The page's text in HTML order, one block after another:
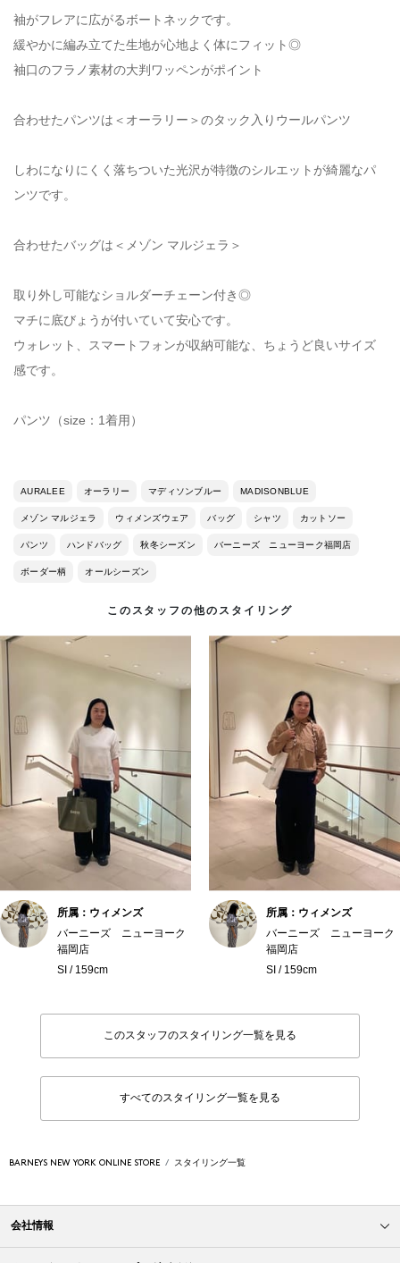
袖がフレアに広がるボートネックです。
緩やかに編み立てた生地が心地よく体にフィット◎
袖口のフラノ素材の大判ワッペンがポイント
合わせたパンツは＜オーラリー＞のタック入りウールパンツ
しわになりにくく落ちついた光沢が特徴のシルエットが綺麗なパ
ンツです。
合わせたバッグは＜メゾン マルジェラ＞
取り外し可能なショルダーチェーン付き◎
マチに底びょうが付いていて安心です。
ウォレット、スマートフォンが収納可能な、ちょうど良いサイズ
感です。
パンツ（size：1着用）
AURALEE オーラリー マディソンブルー MADISONBLUE
メゾン マルジェラ ウィメンズウェア バッグ シャツ カットソー
パンツ ハンドバッグ 秋冬シーズン バーニーズ ニューヨーク福岡店
ボーダー柄 オールシーズン
このスタッフの他のスタイリング
所属：ウィメンズ
バーニーズ ニューヨーク
福岡店
SI / 159cm
所属：ウィメンズ
バーニーズ ニューヨーク
福岡店
SI / 159cm
このスタッフのスタイリング一覧を見る
すべてのスタイリング一覧を見る
BARNEYS NEW YORK ONLINE STORE スタイリング一覧
会社情報